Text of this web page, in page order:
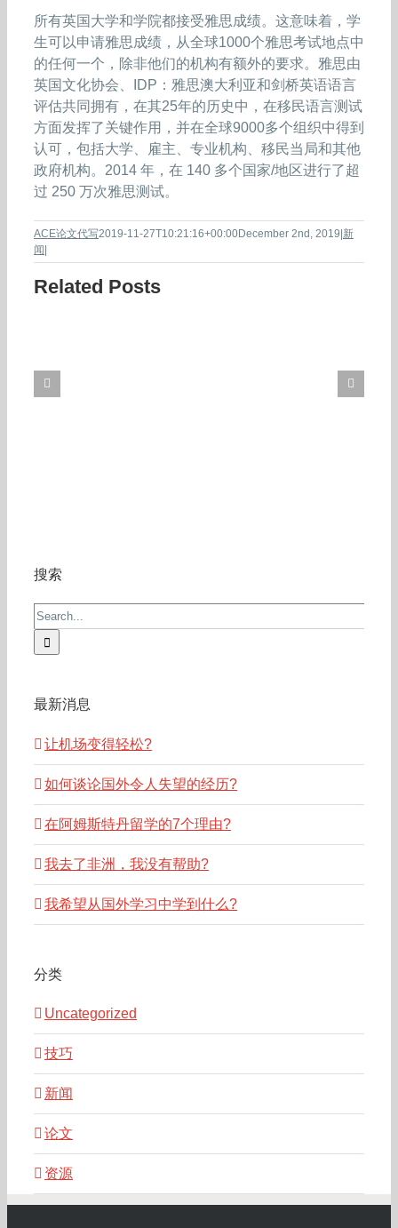
所有英国大学和学院都接受雅思成绩。这意味着，学
生可以申请雅思成绩，从全球1000个雅思考试地点中
的任何一个，除非他们的机构有额外的要求。雅思由
英国文化协会、IDP：雅思澳大利亚和剑桥英语语言
评估共同拥有，在其25年的历史中，在移民语言测试
方面发挥了关键作用，并在全球9000多个组织中得到
认可，包括大学、雇主、专业机构、移民当局和其他
政府机构。2014 年，在 140 多个国家/地区进行了超
过 250 万次雅思测试。
ACE论文代写2019-11-27T10:21:16+00:00December 2nd, 2019|新
闻|
Related Posts
搜索
Search
for:
最新消息
让机场变得轻松?
如何谈论国外令人失望的经历?
在阿姆斯特丹留学的7个理由?
我去了非洲，我没有帮助?
我希望从国外学习中学到什么?
分类
Uncategorized
技巧
新闻
论文
资源